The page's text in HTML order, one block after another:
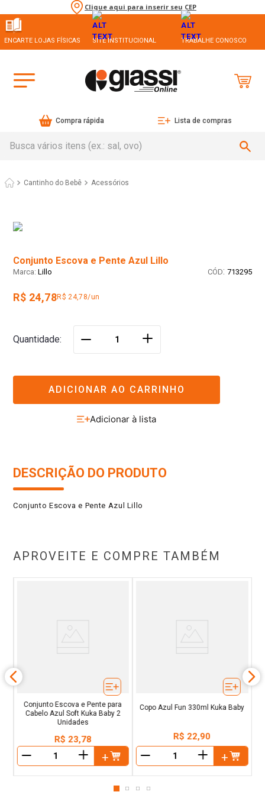
Clique aqui para inserir seu CEP
ENCARTE LOJAS FÍSICAS SITE INSTITUCIONAL TRABALHE CONOSCO
Compra rápida Lista de compras
Cantinho do Bebê Acessórios
Conjunto Escova e Pente Azul Lillo
Lillo : 713295
R$ 24,78R$ 24,78/un
Quantidade ＋
ADICIONAR AO CARRINHO
DESCRIÇÃO DO PRODUTO
Conjunto Escova e Pente Azul Lillo
APROVEITE E COMPRE TAMBÉM
Conjunto Escova e Pente para
Cabelo Azul Soft Kuka Baby 2
Unidades
R$ 23,78
＋
Copo Azul Fun 330ml Kuka Baby
R$ 22,90
＋